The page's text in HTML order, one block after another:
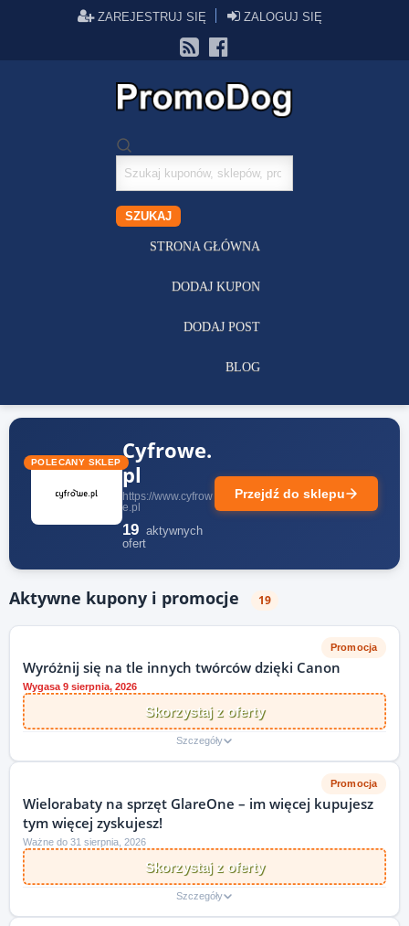
ZAREJESTRUJ SIĘ ZALOGUJ SIĘ
Szukaj
kuponów
SZUKAJ
STRONA GŁÓWNA
DODAJ KUPON
DODAJ POST
BLOG
POLECANY SKLEPCyfrowe.
pl
https://www.cyfrow
e.pl
19 aktywnych
ofert
Przejdź do sklepu
Aktywne kupony i promocje 19
Promocja
Wyróżnij się na tle innych twórców dzięki Canon
Wygasa 9 sierpnia, 2026
Skorzystaj z oferty
Szczegóły
Promocja
Wielorabaty na sprzęt GlareOne – im więcej kupujesz
tym więcej zyskujesz!
Ważne do 31 sierpnia, 2026
Skorzystaj z oferty
Szczegóły